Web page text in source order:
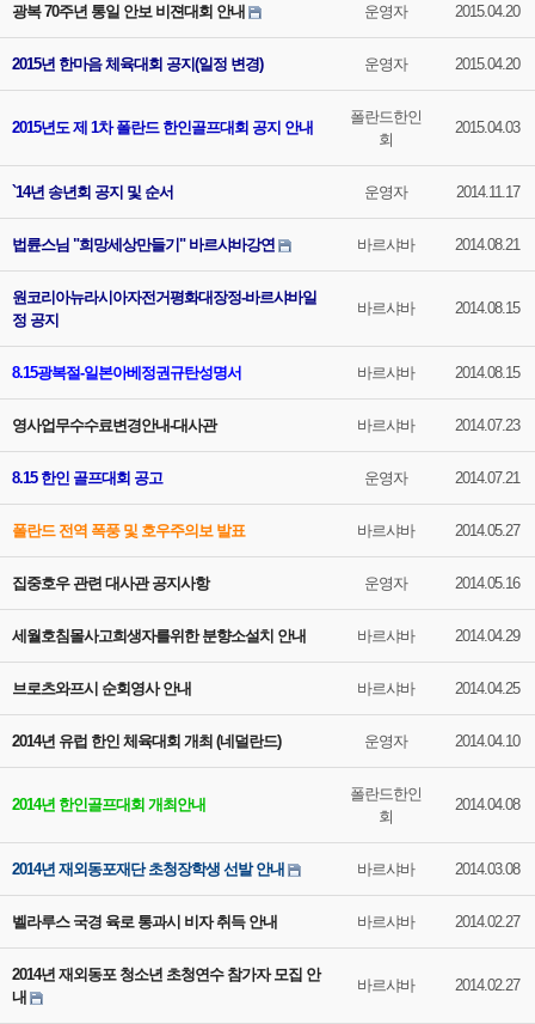
광복 70주년 통일 안보 비젼대회 안내 운영자 2015.04.20
2015년 한마음 체육대회 공지(일정 변경) 운영자 2015.04.20
2015년도 제 1차 폴란드 한인골프대회 공지 안내
폴란드한인
회
2015.04.03
`14년 송년회 공지 및 순서 운영자 2014.11.17
법륜스님 "희망세상만들기" 바르샤바강연 바르샤바 2014.08.21
원코리아뉴라시아자전거평화대장정-바르샤바일
정 공지
바르샤바 2014.08.15
8.15광복절-일본아베정권규탄성명서 바르샤바 2014.08.15
영사업무수수료변경안내-대사관 바르샤바 2014.07.23
8.15 한인 골프대회 공고 운영자 2014.07.21
폴란드 전역 폭풍 및 호우주의보 발표 바르샤바 2014.05.27
집중호우 관련 대사관 공지사항 운영자 2014.05.16
세월호침몰사고희생자를위한 분향소설치 안내 바르샤바 2014.04.29
브로츠와프시 순회영사 안내 바르샤바 2014.04.25
2014년 유럽 한인 체육대회 개최 (네덜란드) 운영자 2014.04.10
2014년 한인골프대회 개최안내
폴란드한인
회
2014.04.08
2014년 재외동포재단 초청장학생 선발 안내 바르샤바 2014.03.08
벨라루스 국경 육로 통과시 비자 취득 안내 바르샤바 2014.02.27
2014년 재외동포 청소년 초청연수 참가자 모집 안
내
바르샤바 2014.02.27